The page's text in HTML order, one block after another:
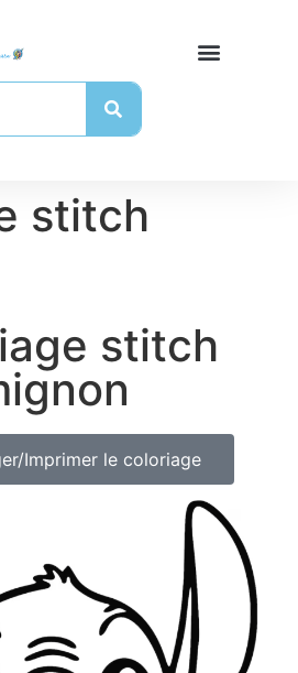
stitch
stitch
Imprimer le coloriage